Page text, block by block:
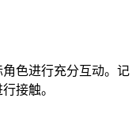
色进行充分互动。记
接触。